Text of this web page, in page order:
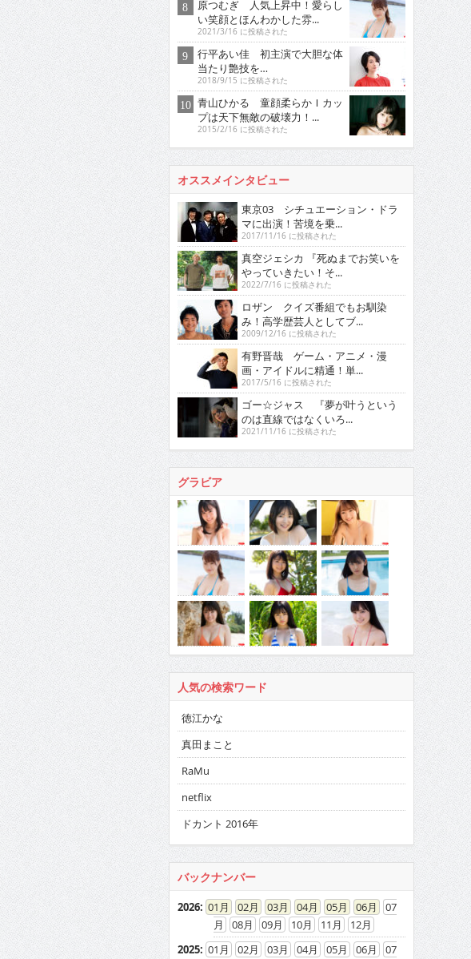
原つむぎ 人気上昇中！愛らし
い笑顔とほんわかした雰...
2021/3/16 に投稿された
行平あい佳 初主演で大胆な体
当たり艶技を…
2018/9/15 に投稿された
青山ひかる 童顔柔らかＩカッ
プは天下無敵の破壊力！...
2015/2/16 に投稿された
オススメインタビュー
東京03 シチュエーション・ドラ
マに出演！苦境を乗...
2017/11/16 に投稿された
真空ジェシカ 『死ぬまでお笑いを
やっていきたい！そ...
2022/7/16 に投稿された
ロザン クイズ番組でもお馴染
み！高学歴芸人としてブ...
2009/12/16 に投稿された
有野晋哉 ゲーム・アニメ・漫
画・アイドルに精通！単...
2017/5/16 に投稿された
ゴー☆ジャス 『夢が叶うという
のは直線ではなくいろ...
2021/11/16 に投稿された
グラビア
人気の検索ワード
徳江かな
真田まこと
RaMu
netflix
ドカント 2016年
バックナンバー
2026: 01 02 03 04 05 06
07
08
09 10 11
12
2025: 01 02 03 04 05 06
07